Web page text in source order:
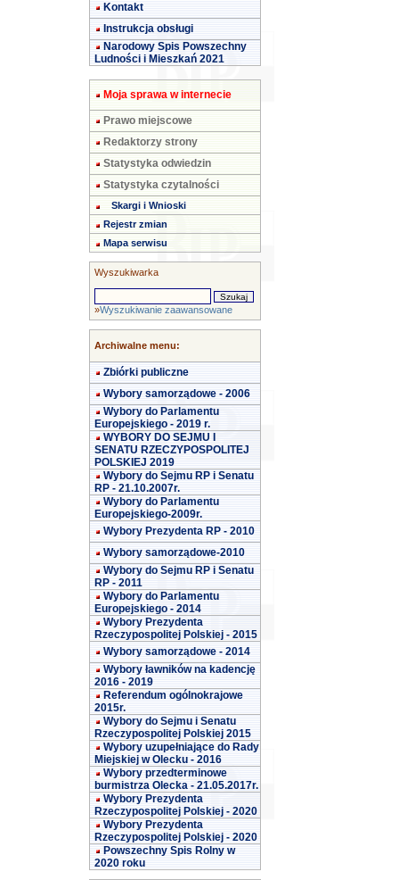
Kontakt
Instrukcja obsługi
Narodowy Spis Powszechny
Ludności i Mieszkań 2021
Moja sprawa w internecie
Prawo miejscowe
Redaktorzy strony
Statystyka odwiedzin
Statystyka czytalności
Skargi i Wnioski
Rejestr zmian
Mapa serwisu
Wyszukiwarka
»Wyszukiwanie zaawansowane
Archiwalne menu:
Zbiórki publiczne
Wybory samorządowe - 2006
Wybory do Parlamentu
Europejskiego - 2019 r.
WYBORY DO SEJMU I
SENATU RZECZYPOSPOLITEJ
POLSKIEJ 2019
Wybory do Sejmu RP i Senatu
RP - 21.10.2007r.
Wybory do Parlamentu
Europejskiego-2009r.
Wybory Prezydenta RP - 2010
Wybory samorządowe-2010
Wybory do Sejmu RP i Senatu
RP - 2011
Wybory do Parlamentu
Europejskiego - 2014
Wybory Prezydenta
Rzeczypospolitej Polskiej - 2015
Wybory samorządowe - 2014
Wybory ławników na kadencję
2016 - 2019
Referendum ogólnokrajowe
2015r.
Wybory do Sejmu i Senatu
Rzeczypospolitej Polskiej 2015
Wybory uzupełniające do Rady
Miejskiej w Olecku - 2016
Wybory przedterminowe
burmistrza Olecka - 21.05.2017r.
Wybory Prezydenta
Rzeczypospolitej Polskiej - 2020
Wybory Prezydenta
Rzeczypospolitej Polskiej - 2020
Powszechny Spis Rolny w
2020 roku